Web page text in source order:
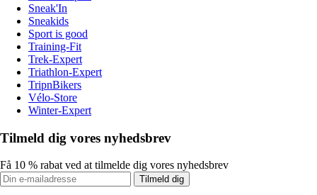
Sneak'In
Sneakids
Sport is good
Training-Fit
Trek-Expert
Triathlon-Expert
TripnBikers
Vélo-Store
Winter-Expert
Tilmeld dig vores nyhedsbrev
Få 10 % rabat ved at tilmelde dig vores nyhedsbrev
Tilmeld dig